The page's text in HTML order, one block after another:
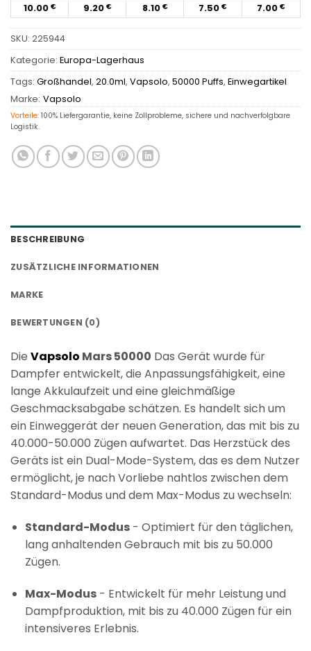
10.00 € 9.20 € 8.10 € 7.50 € 7.00 €
SKU: 225944
Kategorie: Europa-Lagerhaus
Tags: Großhandel, 20.0ml, Vapsolo, 50000 Puffs, Einwegartikel
Marke: Vapsolo
Vorteile: 100% Liefergarantie, keine Zollprobleme, sichere und nachverfolgbare
Logistik.
BESCHREIBUNG
ZUSÄTZLICHE INFORMATIONEN
MARKE
BEWERTUNGEN (0)
Die Vapsolo Mars 50000 Das Gerät wurde für
Dampfer entwickelt, die Anpassungsfähigkeit, eine
lange Akkulaufzeit und eine gleichmäßige
Geschmacksabgabe schätzen. Es handelt sich um
ein Einweggerät der neuen Generation, das mit bis zu
40.000-50.000 Zügen aufwartet. Das Herzstück des
Geräts ist ein Dual-Mode-System, das es dem Nutzer
ermöglicht, je nach Vorliebe nahtlos zwischen dem
Standard-Modus und dem Max-Modus zu wechseln:
Standard-Modus- Optimiert für den täglichen,
lang anhaltenden Gebrauch mit bis zu 50.000
Zügen.
Max-Modus- Entwickelt für mehr Leistung und
Dampfproduktion, mit bis zu 40.000 Zügen für ein
intensiveres Erlebnis.